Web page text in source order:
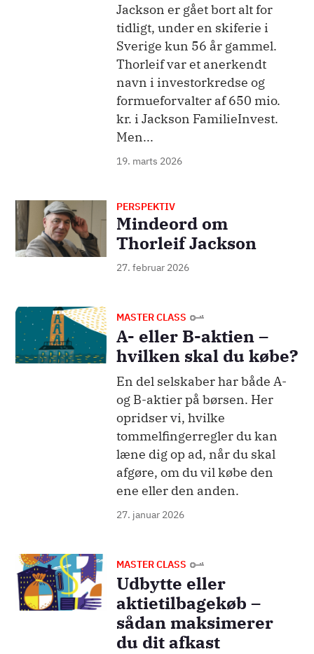
Jackson er gået bort alt for
tidligt, under en skiferie i
Sverige kun 56 år gammel.
Thorleif var et anerkendt
navn i investorkredse og
formueforvalter af 650 mio.
kr. i Jackson FamilieInvest.
Men...
19. marts 2026
Billede PERSPEKTIV
Mindeord om
Thorleif Jackson
27. februar 2026
Billede MASTER CLASS
A- eller B-aktien –
hvilken skal du købe?
En del selskaber har både A-
og B-aktier på børsen. Her
opridser vi, hvilke
tommelfingerregler du kan
læne dig op ad, når du skal
afgøre, om du vil købe den
ene eller den anden.
27. januar 2026
Billede MASTER CLASS
Udbytte eller
aktietilbagekøb –
sådan maksimerer
du dit afkast